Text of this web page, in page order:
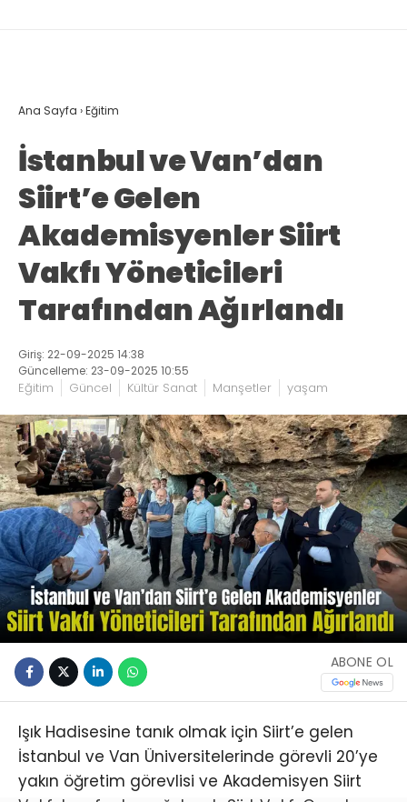
Ana Sayfa ›Eğitim
İstanbul ve Van’dan
Siirt’e Gelen
Akademisyenler Siirt
Vakfı Yöneticileri
Tarafından Ağırlandı
Giriş: 22-09-2025 14:38
Güncelleme: 23-09-2025 10:55
Eğitim Güncel Kültür Sanat Manşetler yaşam
ABONE OL
Işık Hadisesine tanık olmak için Siirt’e gelen
İstanbul ve Van Üniversitelerinde görevli 20’ye
yakın öğretim görevlisi ve Akademisyen Siirt